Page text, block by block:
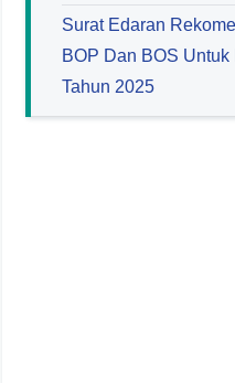
Surat Edaran
BOP Dan BOS
Tahun 2025